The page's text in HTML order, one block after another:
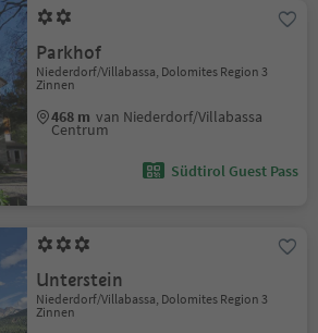
Parkhof
Niederdorf/Villabassa, Dolomites Region 3
Zinnen
468 m van Niederdorf/Villabassa
Centrum
Südtirol Guest Pass
Unterstein
Niederdorf/Villabassa, Dolomites Region 3
Zinnen